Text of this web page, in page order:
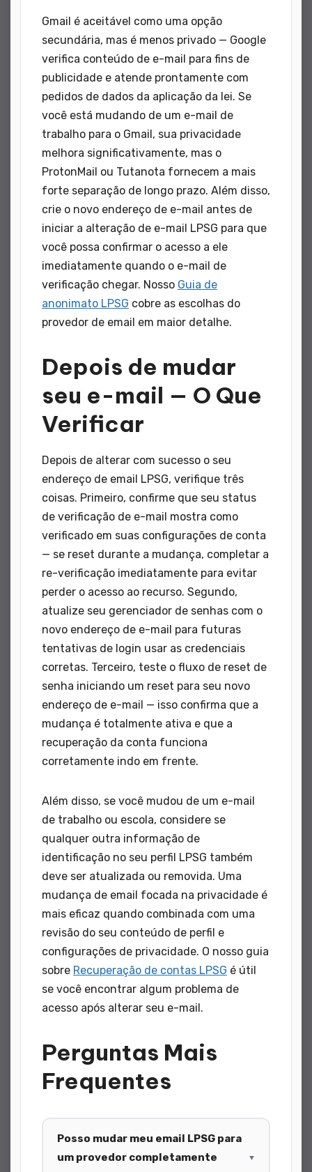
Gmail é aceitável como uma opção
secundária, mas é menos privado — Google
verifica conteúdo de e-mail para fins de
publicidade e atende prontamente com
pedidos de dados da aplicação da lei. Se
você está mudando de um e-mail de
trabalho para o Gmail, sua privacidade
melhora significativamente, mas o
ProtonMail ou Tutanota fornecem a mais
forte separação de longo prazo. Além disso,
crie o novo endereço de e-mail antes de
iniciar a alteração de e-mail LPSG para que
você possa confirmar o acesso a ele
imediatamente quando o e-mail de
verificação chegar. Nosso Guia de
anonimato LPSG cobre as escolhas do
provedor de email em maior detalhe.
Depois de mudar
seu e-mail — O Que
Verificar
Depois de alterar com sucesso o seu
endereço de email LPSG, verifique três
coisas. Primeiro, confirme que seu status
de verificação de e-mail mostra como
verificado em suas configurações de conta
— se reset durante a mudança, completar a
re-verificação imediatamente para evitar
perder o acesso ao recurso. Segundo,
atualize seu gerenciador de senhas com o
novo endereço de e-mail para futuras
tentativas de login usar as credenciais
corretas. Terceiro, teste o fluxo de reset de
senha iniciando um reset para seu novo
endereço de e-mail — isso confirma que a
mudança é totalmente ativa e que a
recuperação da conta funciona
corretamente indo em frente.
Além disso, se você mudou de um e-mail
de trabalho ou escola, considere se
qualquer outra informação de
identificação no seu perfil LPSG também
deve ser atualizada ou removida. Uma
mudança de email focada na privacidade é
mais eficaz quando combinada com uma
revisão do seu conteúdo de perfil e
configurações de privacidade. O nosso guia
sobre Recuperação de contas LPSG é útil
se você encontrar algum problema de
acesso após alterar seu e-mail.
Perguntas Mais
Frequentes
Posso mudar meu email LPSG para
um provedor completamente
▼